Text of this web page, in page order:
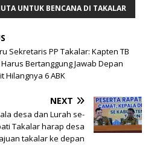
UNTUK BENCANA DI TAKALAR
Sekretaris PP Takalar: Kapten TB
Bertanggung Jawab Depan
Hilangnya 6 ABK
NEXT
desa dan Lurah se-
Takalar harap desa
takalar ke depan